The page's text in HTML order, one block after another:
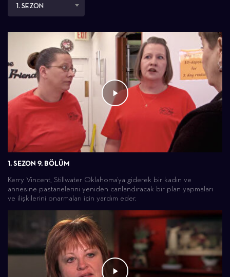
1. SEZON
1. SEZON 9. BÖLÜM
Kerry Vincent, Stillwater Oklahoma'ya giderek bir kadın ve
annesine pastanelerini yeniden canlandıracak bir plan yapmaları
ve ilişkilerini onarmaları için yardım eder.